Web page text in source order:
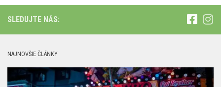
SLEDUJTE NÁS:
NAJNOVŠIE ČLÁNKY